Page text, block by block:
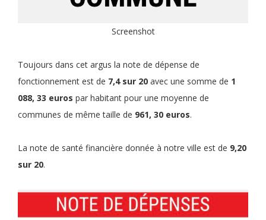
Screenshot
Toujours dans cet argus la note de dépense de
fonctionnement est de 7,4 sur 20 avec une somme de 1
088, 33 euros par habitant pour une moyenne de
communes de même taille de 961, 30 euros.
La note de santé financière donnée à notre ville est de 9,20
sur 20.